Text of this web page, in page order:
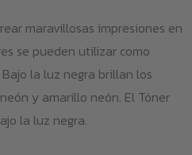
maravillosas impresiones en
se pueden utilizar como
la luz negra brillan los
y amarillo neón. El Tóner
la luz negra.